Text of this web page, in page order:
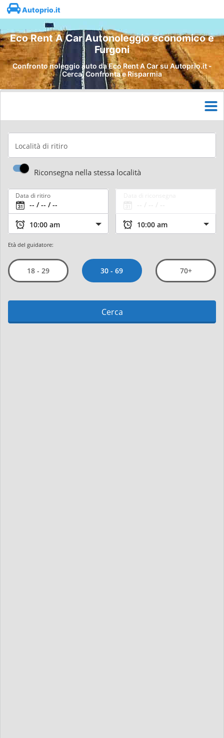
Autoprio.it
Eco Rent A Car Autonoleggio economico e
Furgoni
Confronto noleggio auto da Eco Rent A Car su Autoprio.it -
Cerca, Confronta e Risparmia
Località di ritiro
Riconsegna nella stessa località
Data di ritiro
Età del guidatore:
18 - 29 30 - 69 70+
Cerca